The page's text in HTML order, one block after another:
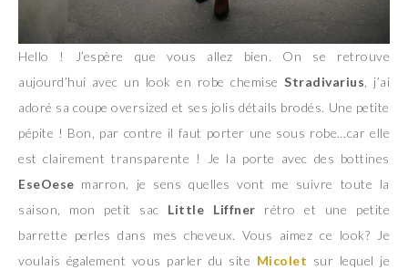
Hello ! J’espère que vous allez bien. On se retrouve
aujourd’hui avec un look en robe chemiseStradivarius , j’ai
adoré sa coupe oversized et ses jolis détails brodés. Une petite
pépite ! Bon, par contre il faut porter une sous robe…car elle
est clairement transparente ! Je la porte avec des bottines
EseOese marron, je sens quelles vont me suivre toute la
saison, mon petit sac Little Liffner rétro et une petite
barrette perles dans mes cheveux. Vous aimez ce look? Je
voulais également vous parler du site Micolet sur lequel je